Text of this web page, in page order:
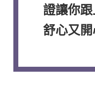
證讓你
舒心又開